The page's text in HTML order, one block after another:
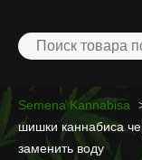
Semena Kannabisa
шишки каннабиса
заменить воду